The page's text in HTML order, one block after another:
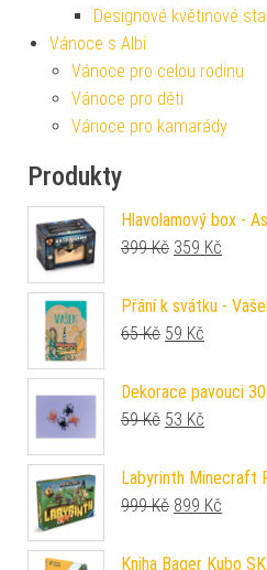
Designové květinové
Vánoce s Albi
Vánoce pro celou rodinu
Vánoce pro děti
Vánoce pro kamarády
Produkty
Hlavolamový box -
399Kč Původní
359 Kč
Přání k svátku -
65Kč Původní cena
59 Kč
Dekorace pavouci
59Kč Původní cena
53 Kč
Labyrinth Minecraft
999Kč Původní
899 Kč
Kniha Bager Kubo